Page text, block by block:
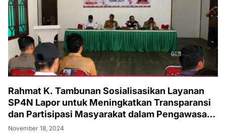
Rahmat K. Tambunan Sosialisasikan Layanan
SP4N Lapor untuk Meningkatkan Transparansi
dan Partisipasi Masyarakat dalam Pengawasan
Pemerintah
November 18, 2024